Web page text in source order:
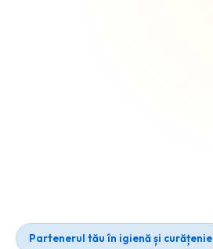
Partenerul tău în igienă și curățenie